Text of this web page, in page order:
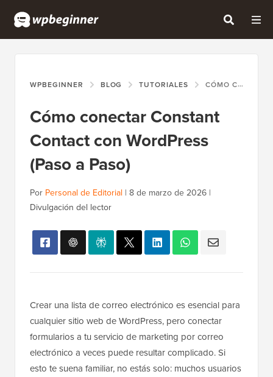
WPBEGINNER BLOG TUTORIALES CÓMO CONECTAR CONSTANT CONTACT CON WORDPRESS (PASO A PASO)
Cómo conectar Constant
Contact con WordPress
(Paso a Paso)
Por Personal de Editorial | 8 de marzo de 2026 |
Divulgación del lector
Crear una lista de correo electrónico es esencial para
cualquier sitio web de WordPress, pero conectar
formularios a tu servicio de marketing por correo
electrónico a veces puede resultar complicado. Si
esto te suena familiar, no estás solo: muchos usuarios